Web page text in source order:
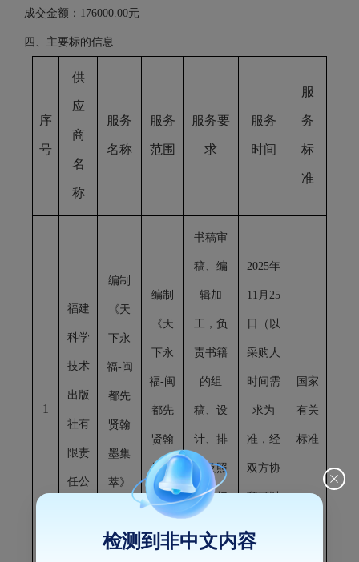
成交金额： 176000.00元
四、主要标的信息
序
号
供
应
商
名
称
服务
名称
服务
范围
服务要
求
服务
时间
服
务
标
准
1
福建
科学
技术
出版
社有
限责
任公
编制
《天
下永
福-闽
都先
贤翰
墨集
萃》
项目
编制
《天
下永
福-闽
都先
贤翰
墨集
萃》
书稿审
稿、编
辑加
工，负
责书籍
的组
稿、设
计、排
版及照
片的扫
2025年
11月25
日（以
采购人
时间需
求为
准，经
双方协
商可以
国家
有关
标准
检测到非中文内容